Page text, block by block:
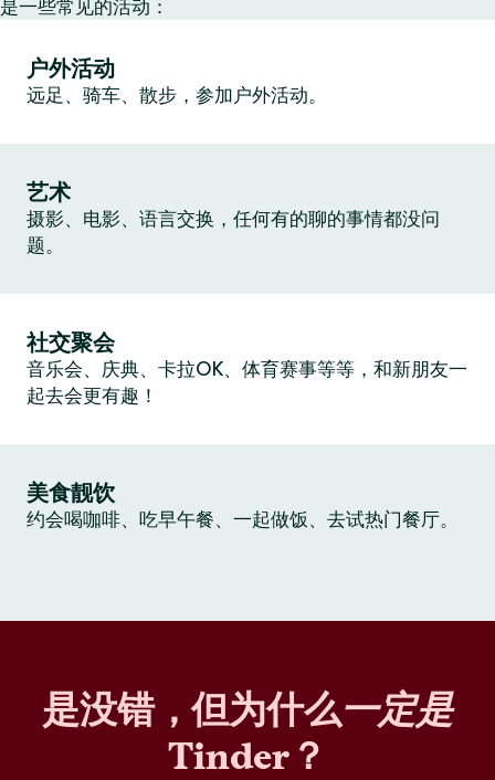
是一些常见的活动：
户外活动
远足、骑车、散步，参加户外活动。
艺术
摄影、电影、语言交换，任何有的聊的事情都没问
题。
社交聚会
音乐会、庆典、卡拉OK、体育赛事等等，和新朋友一
起去会更有趣！
美食靓饮
约会喝咖啡、吃早午餐、一起做饭、去试热门餐厅。
是没错，但为什么一定是
Tinder？